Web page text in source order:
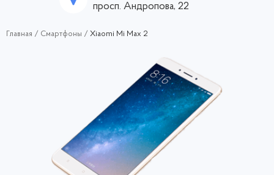
просп. Андропова, 22
Главная / Смартфоны / Xiaomi Mi Max 2